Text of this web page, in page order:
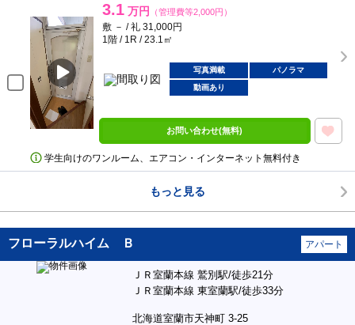
3.1 万円 （管理費等2,000円）
敷 － / 礼 31,000円
1階 / 1R / 23.1㎡
写真満載
パノラマ
動画あり
お問い合わせ(無料)
学生向けのワンルーム、エアコン・インターネット無料付き
もっと見る
フローラルハイム Ｂ アパート
ＪＲ室蘭本線 鷲別駅/徒歩21分
ＪＲ室蘭本線 東室蘭駅/徒歩33分
北海道室蘭市天神町 3-25